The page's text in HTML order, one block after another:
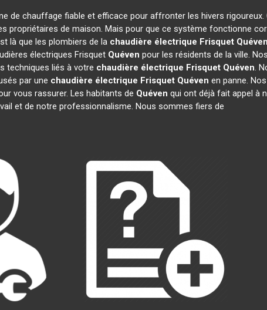
de chauffage fiable et efficace pour affronter les hivers rigoureux.
propriétaires de maison. Mais pour que ce système fonctionne
là que les plombiers de la chaudière électrique Frisquet Quéven
électriques Frisquet Quéven pour les résidents de la ville.
techniques liés à votre chaudière électrique Frisquet Quéven.
par une chaudière électrique Frisquet Quéven en panne.
vous rassurer. Les habitants de Quéven qui ont déjà fait appel à
et de notre professionnalisme. Nous sommes fiers de